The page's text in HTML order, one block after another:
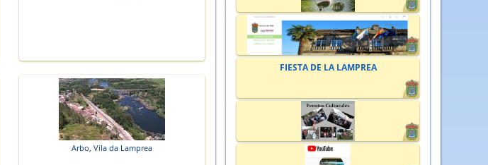
Arbo, Vila da Lamprea
FIESTA DE LA LAMPREA